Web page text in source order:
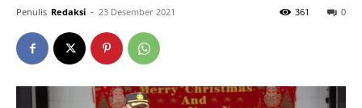
Penulis Redaksi - 23 Desember 2021 0
361